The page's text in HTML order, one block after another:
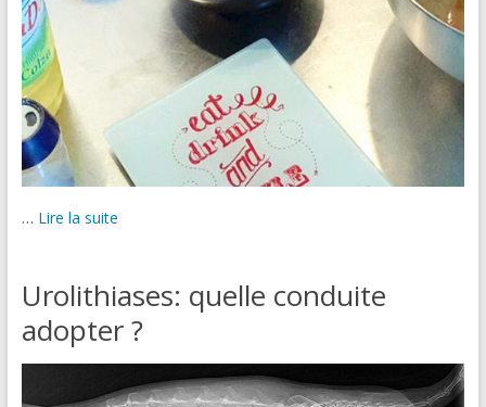
… Lire la suite
Urolithiases: quelle conduite
adopter ?